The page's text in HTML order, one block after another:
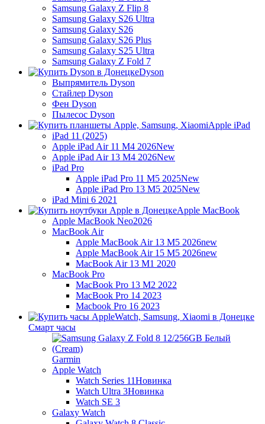
Samsung Galaxy Z Flip 8
Samsung Galaxy S26 Ultra
Samsung Galaxy S26
Samsung Galaxy S26 Plus
Samsung Galaxy S25 Ultra
Samsung Galaxy Z Fold 7
Dyson
Выпрямитель Dyson
Стайлер Dyson
Фен Dyson
Пылесос Dyson
Apple iPad
iPad 11 (2025)
Apple iPad Air 11 M4 2026New
Apple iPad Air 13 M4 2026New
iPad Pro
Apple iPad Pro 11 M5 2025New
Apple iPad Pro 13 M5 2025New
iPad Mini 6 2021
Apple MacBook
Apple MacBook Neo2026
MacBook Air
Apple MacBook Air 13 M5 2026new
Apple MacBook Air 15 M5 2026new
MacBook Air 13 M1 2020
MacBook Pro
MacBook Pro 13 M2 2022
MacBook Pro 14 2023
Macbook Pro 16 2023
Смарт часы
Garmin
Apple Watch
Watch Series 11Новинка
Watch Ultra 3Новинка
Watch SE 3
Galaxy Watch